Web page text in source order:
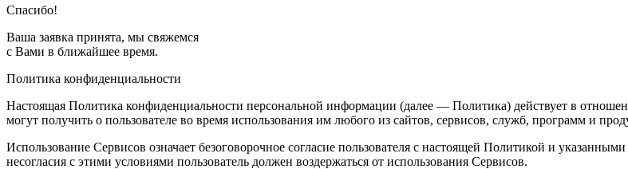
Спасибо!
Ваша заявка принята, мы свяжемся
с Вами в ближайшее время.
Политика конфиденциальности
Настоящая Политика конфиденциальности персональной информации (далее — Политика) действует в
могут получить о пользователе во время использования им любого из сайтов, сервисов, служб, программ и
Использование Сервисов означает безоговорочное согласие пользователя с настоящей Политикой и
несогласия с этими условиями пользователь должен воздержаться от использования Сервисов.